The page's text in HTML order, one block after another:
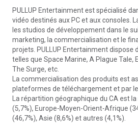
PULLUP Entertainment est spécialisé
vidéo destinés aux PC et aux consoles.
les studios de développement dans le
marketing, la commercialisation et le
projets. PULLUP Entertainment dispose
telles que Space Marine, A Plague Tale,
The Surge, etc.
La commercialisation des produits est
plateformes de téléchargement et par
La répartition géographique du CA est
(5,7%), Europe-Moyen-Orient-Afrique
(46,7%), Asie (8,6%) et autres (4,1%).